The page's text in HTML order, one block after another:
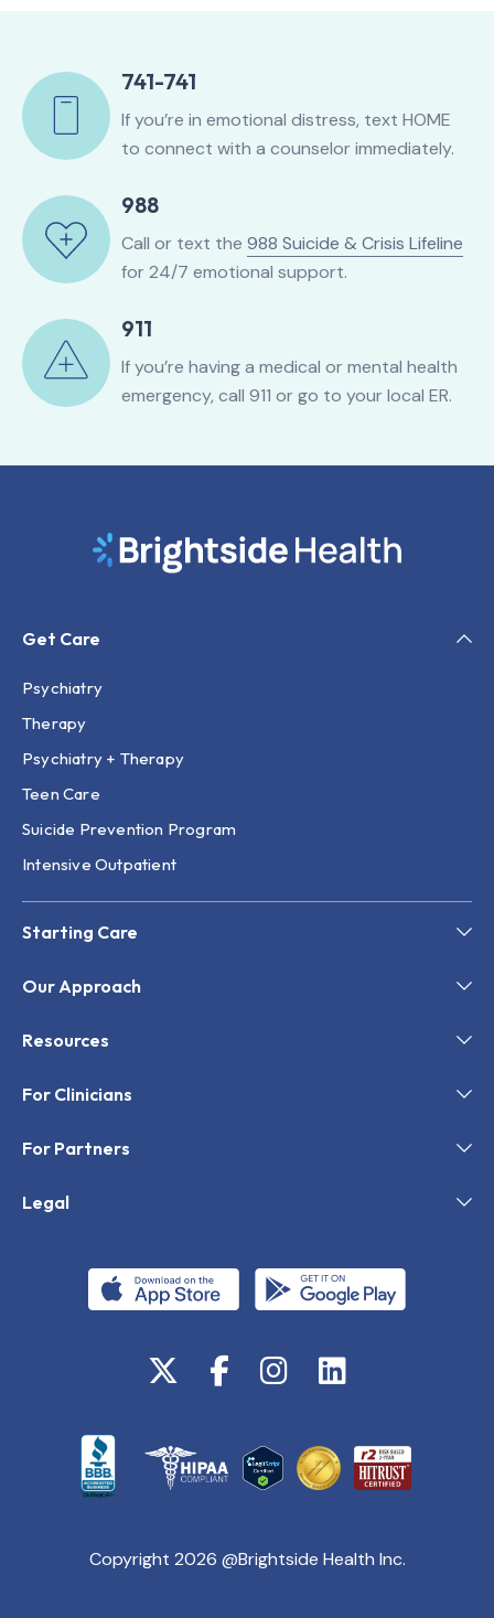
741-741
If you’re in emotional distress, text HOME
to connect with a counselor immediately.
988
Call or text the 988 Suicide & Crisis Lifeline
for 24/7 emotional support.
911
If you’re having a medical or mental health
emergency, call 911 or go to your local ER.
Get Care
Psychiatry
Therapy
Psychiatry + Therapy
Teen Care
Suicide Prevention Program
Intensive Outpatient
Starting Care
Our Approach
Resources
For Clinicians
For Partners
Legal
Copyright 2026 @Brightside Health Inc.